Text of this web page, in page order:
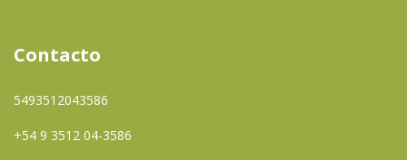
Contacto
5493512043586
+54 9 3512 04-3586